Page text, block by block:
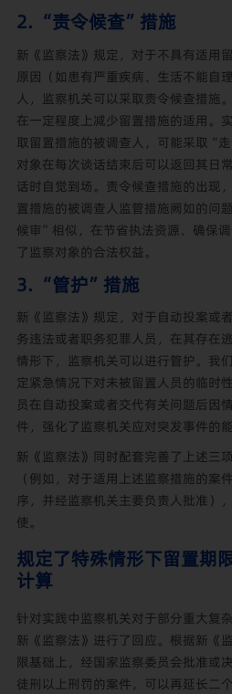
2. “责令候查”措施
新《监察法》规定，对于不具有适用
原因（如患有严重疾病、生活不能自
人，监察机关可以采取责令候查措施
在一定程度上减少留置措施的适用。
取留置措施的被调查人，可能采取“
对象在每次谈话结束后可以返回其日
话时自觉到场。责令候查措施的出现
置措施的被调查人监管措施阙如的问
候审”相似，在节省执法资源、确保
了监察对象的合法权益。
3. “管护”措施
新《监察法》规定，对于自动投案或
务违法或者职务犯罪人员，在其存在
情形下，监察机关可以进行管护。我
定紧急情况下对未被留置人员的临时
员在自动投案或者交代有关问题后因
件，强化了监察机关应对突发事件的能
新《监察法》同时配套完善了上述三
（例如，对于适用上述监察措施的案
序，并经监察机关主要负责人批准）
使。
规定了特殊情形下留置期
计算
针对实践中监察机关对于部分重大复
新《监察法》进行了回应。根据新《
限基础上，经国家监察委员会批准或
徒刑以上刑罚的案件，可以再延长二